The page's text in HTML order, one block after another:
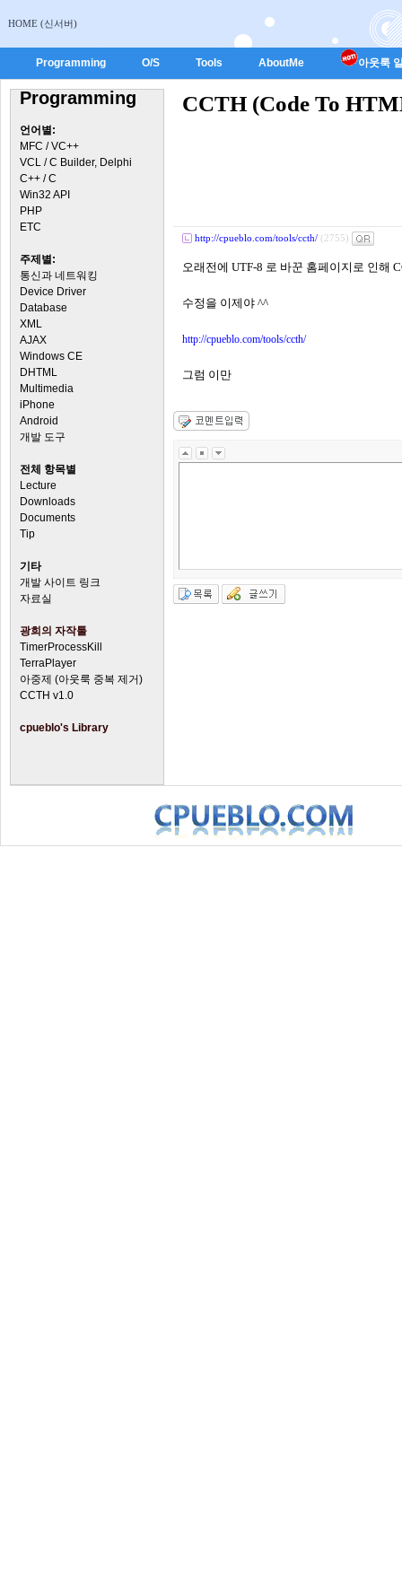
HOME (신서버)
Programming O/S Tools AboutMe 아웃룩
Programming
언어별:
MFC / VC++
VCL / C Builder, Delphi
C++ / C
Win32 API
PHP
ETC
주제별:
통신과 네트워킹
Device Driver
Database
XML
AJAX
Windows CE
DHTML
Multimedia
iPhone
Android
개발 도구
전체 항목별
Lecture
Downloads
Documents
Tip
기타
개발 사이트 링크
자료실
광희의 자작툴
TimerProcessKill
TerraPlayer
아중제 (아웃룩 중복 제거)
CCTH v1.0
cpueblo's Library
CCTH (Code To
http://cpueblo.com/tools/ccth/ (2755)
오래전에 UTF-8 로 바꾼 홈페이지로 인해
수정을 이제야 ^^
http://cpueblo.com/tools/ccth/
그럼 이만